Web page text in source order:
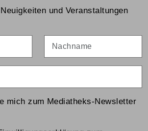
und Veranstaltungen
mich zum Mediatheks-Newsletter